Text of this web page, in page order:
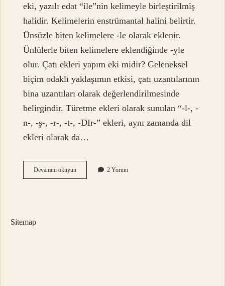
eki, yazılı edat “ile”nin kelimeyle birleştirilmiş
halidir. Kelimelerin enstrümantal halini belirtir.
Ünsüzle biten kelimelere -le olarak eklenir.
Ünlülerle biten kelimelere eklendiğinde -yle
olur. Çatı ekleri yapım eki midir? Geleneksel
biçim odaklı yaklaşımın etkisi, çatı uzantılarının
bina uzantıları olarak değerlendirilmesinde
belirgindir. Türetme ekleri olarak sunulan “-l-, -
n-, -ş-, -r-, -t-, -DIr-” ekleri, aynı zamanda dil
ekleri olarak da…
Devamını okuyunVasıta
Eki
2 Yorum
Sitemap